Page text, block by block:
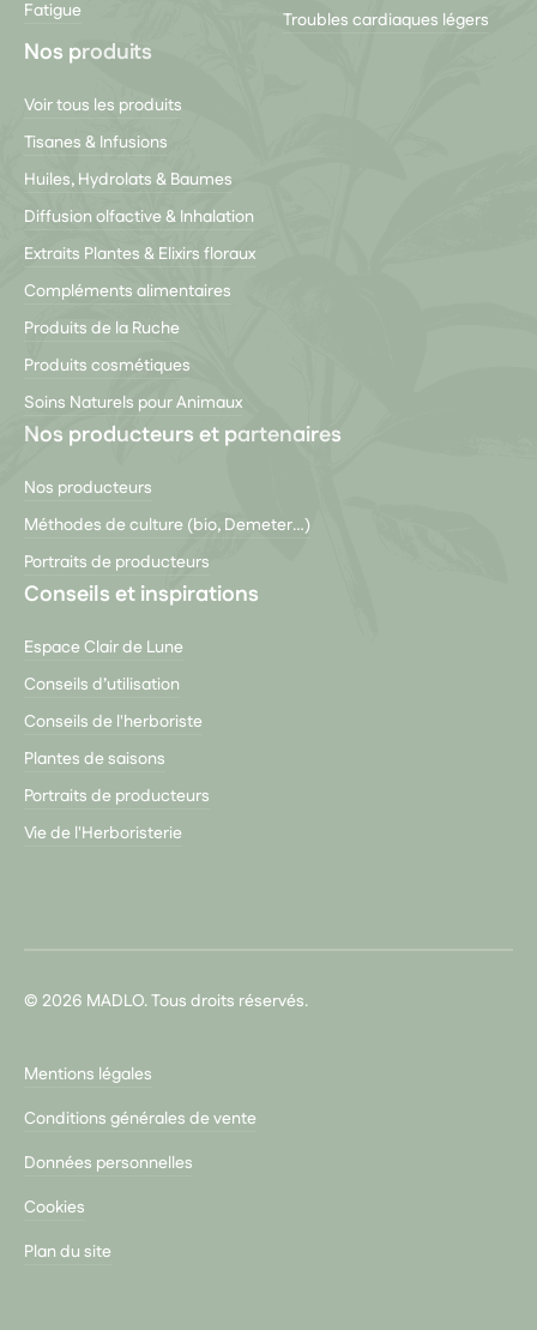
Fatigue Troubles cardiaques légers
Nos produits
Voir tous les produits
Tisanes & Infusions
Huiles, Hydrolats & Baumes
Diffusion olfactive & Inhalation
Extraits Plantes & Elixirs floraux
Compléments alimentaires
Produits de la Ruche
Produits cosmétiques
Soins Naturels pour Animaux
Nos producteurs et partenaires
Nos producteurs
Méthodes de culture (bio, Demeter…)
Portraits de producteurs
Conseils et inspirations
Espace Clair de Lune
Conseils d’utilisation
Conseils de l'herboriste
Plantes de saisons
Portraits de producteurs
Vie de l'Herboristerie
© 2026 MADLO. Tous droits réservés.
Mentions légales
Conditions générales de vente
Données personnelles
Cookies
Plan du site